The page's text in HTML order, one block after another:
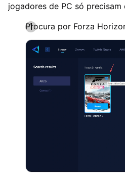
jogadores de PC só precisam
Procura por Forza